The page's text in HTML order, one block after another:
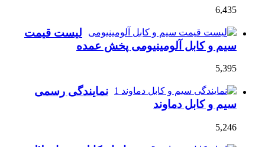
6,435
لیست قیمت
سیم و کابل آلومینیومی پخش عمده
5,395
نمایندگی رسمی
سیم و کابل دماوند
5,246